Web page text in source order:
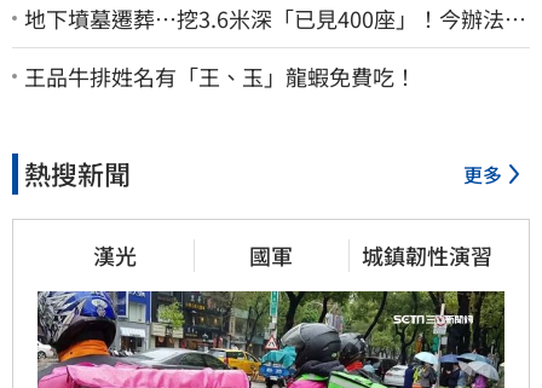
地下墳墓遷葬…挖3.6米深「已見400座」！今辦法會
安撫祖先
王品牛排姓名有「王、玉」龍蝦免費吃！
熱搜新聞 更多
漢光 國軍 城鎮韌性演習